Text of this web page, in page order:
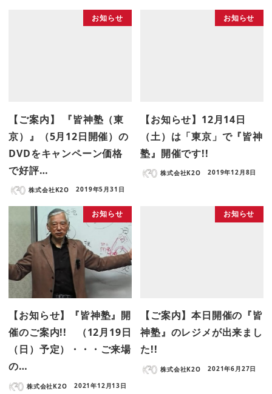
お知らせ
【ご案内】 『皆神塾（東
京）』（5月12日開催）の
DVDをキャンペーン価格
で好評…
株式会社K2O 2019年5月31日
お知らせ
【お知らせ】12月14日
（土）は「東京」で『皆神
塾』開催です!!
株式会社K2O 2019年12月8日
お知らせ
【お知らせ】『皆神塾』開
催のご案内!! （12月19日
（日）予定）・・・ご来場
の…
株式会社K2O 2021年12月13日
お知らせ
【ご案内】本日開催の『皆
神塾』のレジメが出来まし
た!!
株式会社K2O 2021年6月27日